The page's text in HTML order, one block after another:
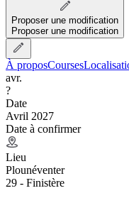
Proposer une modification
Proposer une modification
À proposCourses
avr.
?
Date
Avril 2027
Date à confirmer
Lieu
Plounéventer
29 - Finistère